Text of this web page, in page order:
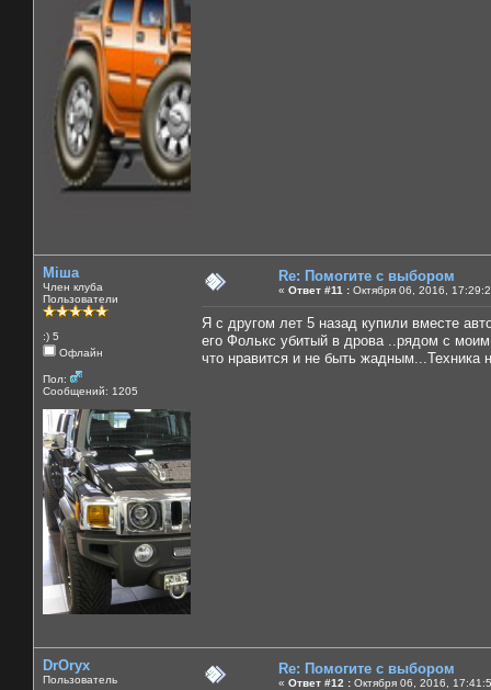
Міша
Член клуба
Пользователи
:) 5
Офлайн
Пол:
Сообщений: 1205
Re: Помогите с выбором
« Ответ #11 : Октября 06, 2016,
Я с другом лет 5 назад купили вместе
его Фолькс убитый в дрова ..рядом с
что нравится и не быть жадным...Техника
DrOryx
Пользователь
Re: Помогите с выбором
« Ответ #12 : Октября 06, 2016,